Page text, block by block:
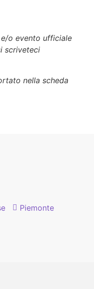
o evento ufficiale
scriveteci
nella scheda
Piemonte